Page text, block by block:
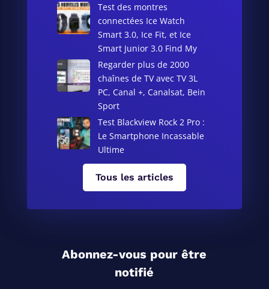
Test des montres
connectées Ice Watch
Smart 3.0, Ice Fit, et Ice
Smart Junior 3.0 Find My
Regarder plus de 2000
chaînes de TV avec TV 3L
PC, Canal +, Canalsat, Bein
Sport
Test Blackview Rock 2 Pro :
Le Smartphone Incassable
Ultime
Tous les articles
Abonnez-vous pour être
notifié